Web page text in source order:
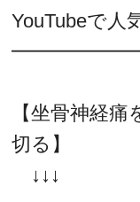
YouTubeで人
【坐骨神経
切る】
↓↓↓